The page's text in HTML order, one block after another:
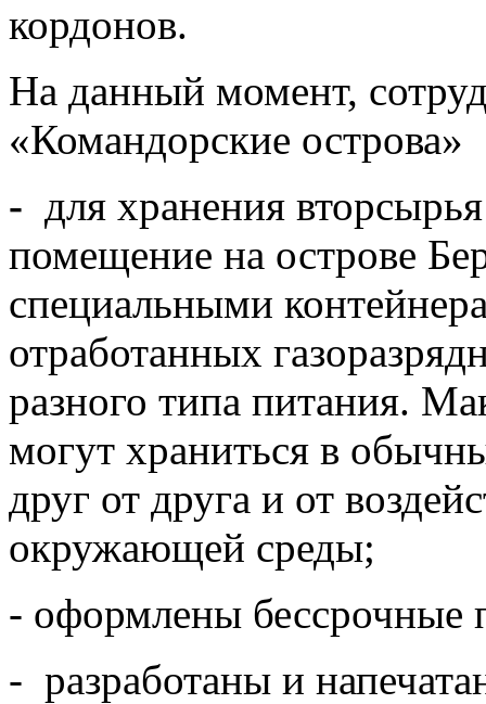
кордонов.
На данный момент,
«Командорские острова»
- для хранения
помещение на острове
специальными
отработанных
разного типа питания.
могут храниться в
друг от друга и от
окружающей среды;
- оформлены бессрочные
- разработаны и